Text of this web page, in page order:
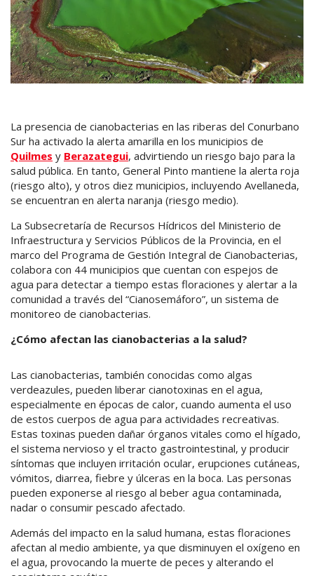
La presencia de cianobacterias en las riberas del Conurbano
Sur ha activado la alerta amarilla en los municipios de
Quilmes y Berazategui, advirtiendo un riesgo bajo para la
salud pública. En tanto, General Pinto mantiene la alerta roja
(riesgo alto), y otros diez municipios, incluyendo Avellaneda,
se encuentran en alerta naranja (riesgo medio).
La Subsecretaría de Recursos Hídricos del Ministerio de
Infraestructura y Servicios Públicos de la Provincia, en el
marco del Programa de Gestión Integral de Cianobacterias,
colabora con 44 municipios que cuentan con espejos de
agua para detectar a tiempo estas floraciones y alertar a la
comunidad a través del “Cianosemáforo”, un sistema de
monitoreo de cianobacterias.
¿Cómo afectan las cianobacterias a la salud?
Las cianobacterias, también conocidas como algas
verdeazules, pueden liberar cianotoxinas en el agua,
especialmente en épocas de calor, cuando aumenta el uso
de estos cuerpos de agua para actividades recreativas.
Estas toxinas pueden dañar órganos vitales como el hígado,
el sistema nervioso y el tracto gastrointestinal, y producir
síntomas que incluyen irritación ocular, erupciones cutáneas,
vómitos, diarrea, fiebre y úlceras en la boca. Las personas
pueden exponerse al riesgo al beber agua contaminada,
nadar o consumir pescado afectado.
Además del impacto en la salud humana, estas floraciones
afectan al medio ambiente, ya que disminuyen el oxígeno en
el agua, provocando la muerte de peces y alterando el